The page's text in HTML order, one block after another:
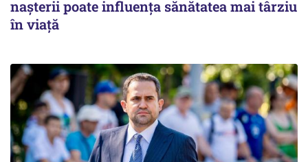
nașterii poate influența sănătatea mai târziu
în viață